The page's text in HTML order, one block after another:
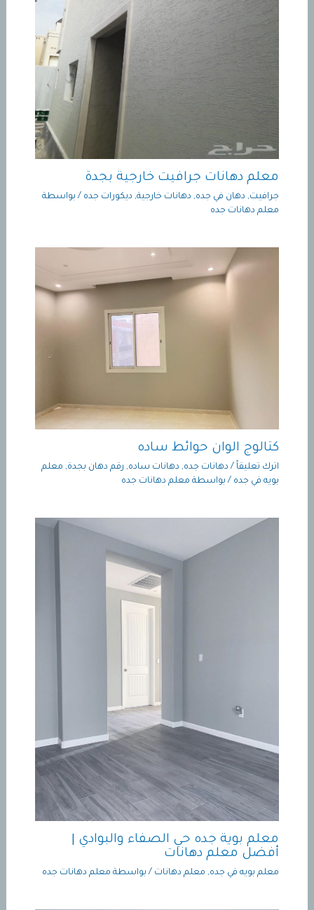
معلم دهانات جرافيت خارجية بجدة
جرافيت, دهان في جده, دهانات خارجية, ديكورات جده / بواسطة
معلم دهانات جده
كتالوج الوان حوائط ساده
اترك تعليقاً / دهانات جده, دهانات ساده, رقم دهان بجدة, معلم
بويه في جده / بواسطة معلم دهانات جده
معلم بوية جده حي الصفاء والبوادي |
أفضل معلم دهانات
معلم بويه في جده, معلم دهانات / بواسطة معلم دهانات جده